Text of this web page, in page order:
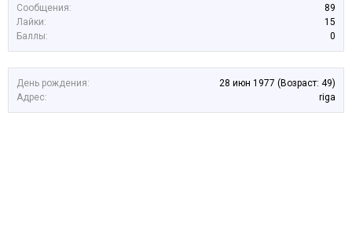
Сообщения:
89
Лайки:
15
Баллы:
0
День рождения: 28 июн 1977 (Возраст: 49)
Адрес:
riga